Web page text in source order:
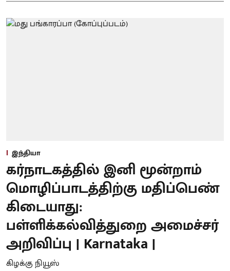
இந்தியா
கர்நாடகத்தில் இனி மூன்றாம்
மொழிப்பாடத்திற்கு மதிப்பெண்
கிடையாது:
பள்ளிக்கல்வித்துறை அமைச்சர்
அறிவிப்பு | Karnataka |
கிழக்கு நியூஸ்